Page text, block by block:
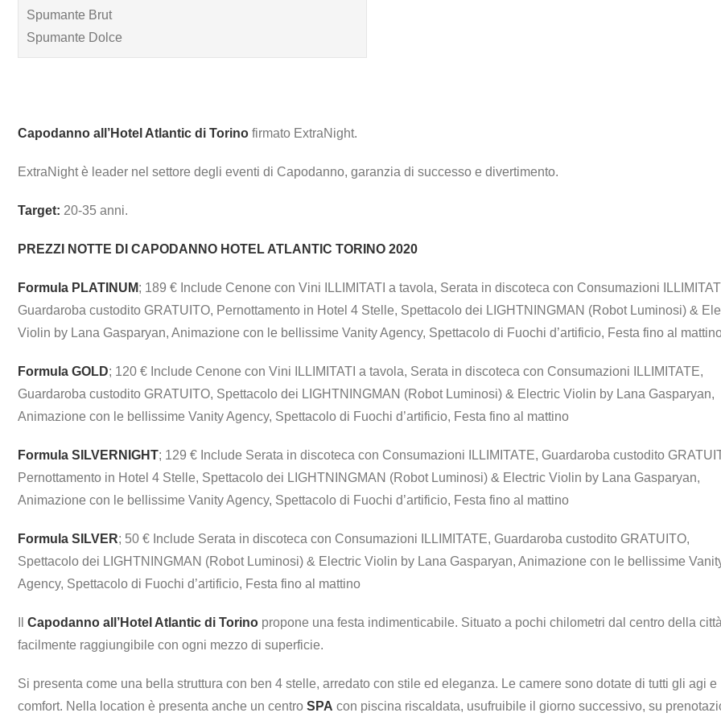
Spumante Brut
Spumante Dolce
Capodanno all’Hotel Atlantic di Torino firmato ExtraNight.
ExtraNight è leader nel settore degli eventi di Capodanno, garanzia di successo e divertimento.
Target: 20-35 anni.
PREZZI NOTTE DI CAPODANNO HOTEL ATLANTIC TORINO 2020
Formula PLATINUM; 189 € Include Cenone con Vini ILLIMITATI a tavola, Serata in discoteca con Consumazioni
Guardaroba custodito GRATUITO, Pernottamento in Hotel 4 Stelle, Spettacolo dei LIGHTNINGMAN (Robot Luminosi) &
Violin by Lana Gasparyan, Animazione con le bellissime Vanity Agency, Spettacolo di Fuochi d’artificio, Festa fino al
Formula GOLD; 120 € Include Cenone con Vini ILLIMITATI a tavola, Serata in discoteca con Consumazioni ILLIMITATE,
Guardaroba custodito GRATUITO, Spettacolo dei LIGHTNINGMAN (Robot Luminosi) & Electric Violin by Lana Gasparyan,
Animazione con le bellissime Vanity Agency, Spettacolo di Fuochi d’artificio, Festa fino al mattino
Formula SILVERNIGHT; 129 € Include Serata in discoteca con Consumazioni ILLIMITATE, Guardaroba custodito
Pernottamento in Hotel 4 Stelle, Spettacolo dei LIGHTNINGMAN (Robot Luminosi) & Electric Violin by Lana Gasparyan,
Animazione con le bellissime Vanity Agency, Spettacolo di Fuochi d’artificio, Festa fino al mattino
Formula SILVER; 50 € Include Serata in discoteca con Consumazioni ILLIMITATE, Guardaroba custodito GRATUITO,
Spettacolo dei LIGHTNINGMAN (Robot Luminosi) & Electric Violin by Lana Gasparyan, Animazione con le bellissime
Agency, Spettacolo di Fuochi d’artificio, Festa fino al mattino
Capodanno all’Hotel Atlantic di Torino propone una festa indimenticabile. Situato a pochi chilometri dal centro della
facilmente raggiungibile con ogni mezzo di superficie.
Si presenta come una bella struttura con ben 4 stelle, arredato con stile ed eleganza. Le camere sono dotate di tutti gli agi e
comfort. Nella location è presenta anche un centro SPA con piscina riscaldata, usufruibile il giorno successivo, su